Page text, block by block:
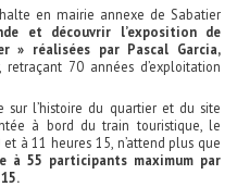
en mairie annexe de Sabatier
et découvrir l’exposition de
» réalisées par Pascal Garcia,
70 années d’exploitation
sur l’histoire du quartier et du site
à bord du train touristique, le
à 11 heures 15, n’attend plus que
à 55 participants maximum par